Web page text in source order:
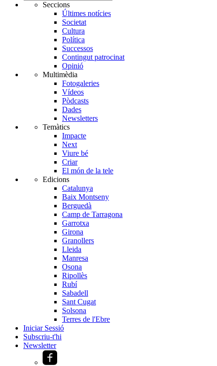
Seccions
Últimes notícies
Societat
Cultura
Política
Successos
Contingut patrocinat
Opinió
Multimèdia
Fotogaleries
Vídeos
Pòdcasts
Dades
Newsletters
Temàtics
Impacte
Next
Viure bé
Criar
El món de la tele
Edicions
Catalunya
Baix Montseny
Berguedà
Camp de Tarragona
Garrotxa
Girona
Granollers
Lleida
Manresa
Osona
Ripollès
Rubí
Sabadell
Sant Cugat
Solsona
Terres de l'Ebre
Iniciar Sessió
Subscriu-t'hi
Newsletter